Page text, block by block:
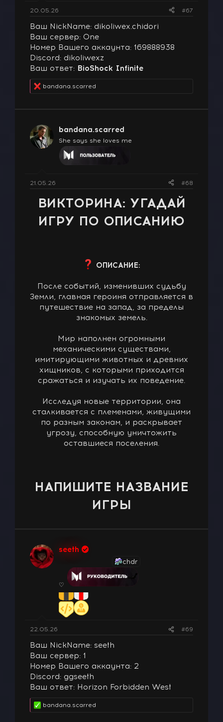
20.05.26 #67
Ваш NickName: dikoliwex.chidori
Ваш сервер: One
Номер Вашего аккаунта: 169888938
Discord: dikoliwexz
Ваш ответ: BioShock Infinite
Р
и
и
bandana.scarred
bandana.scarred
She says she loves me
21.05.26 #68
ВИКТОРИНА: УГАДАЙ
ИГРУ ПО ОПИСАНИЮ
ОПИСАНИЕ:
После событий, изменивших судьбу
Земли, главная героиня отправляется в
путешествие на запад, за пределы
знакомых земель.
Мир наполнен огромными
механическими существами,
имитирующими животных и древних
хищников, с которыми приходится
сражаться и изучать их поведение.
Исследуя новые территории, она
сталкивается с племенами, живущими
по разным законам, и раскрывает
угрозу, способную уничтожить
оставшиеся поселения.
НАПИШИТЕ НАЗВАНИЕ
ИГРЫ
seeth
chdr
♡
22.05.26 #69
Ваш NickName: seeth
Ваш сервер: 1
Номер Вашего аккаунта: 2
Discord: ggseeth
Ваш ответ: Horizon Forbidden West
Р
bandana.scarred